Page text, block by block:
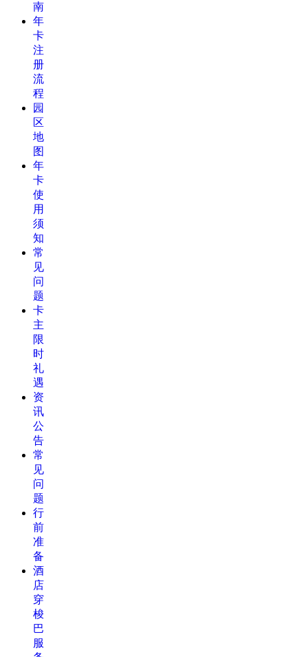
南
年
卡
注
册
流
程
园
区
地
图
年
卡
使
用
须
知
常
见
问
题
卡
主
限
时
礼
遇
资
讯
公
告
常
见
问
题
行
前
准
备
酒
店
穿
梭
巴
服